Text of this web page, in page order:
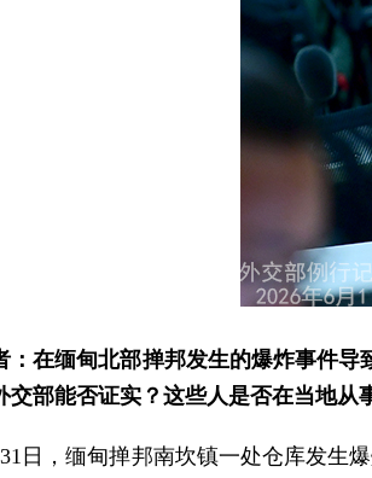
：在缅甸北部掸邦发生的爆炸事件
交部能否证实？这些人是否在当地从
日，缅甸掸邦南坎镇一处仓库发生